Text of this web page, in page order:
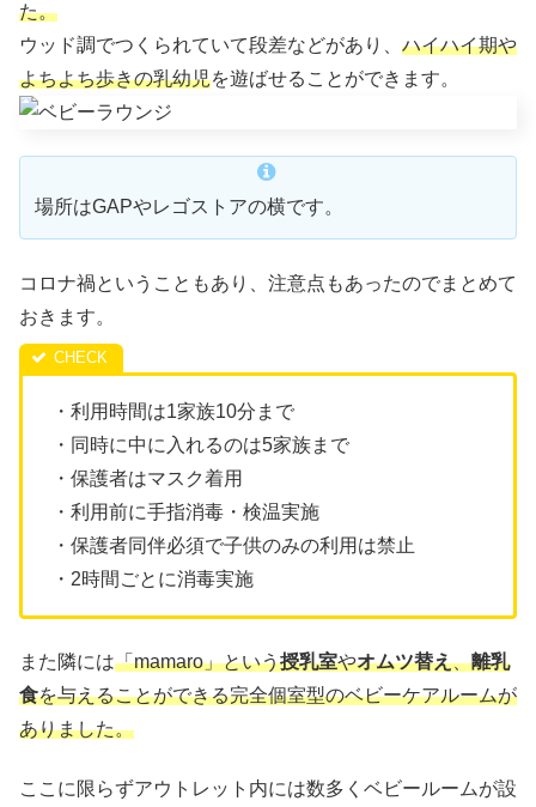
た。
ウッド調でつくられていて段差などがあり、 ハイハイ期や
よちよち歩きの乳幼児を遊ばせることができます。
場所はGAPやレゴストアの横です。
コロナ禍ということもあり、注意点もあったのでまとめて
おきます。
・利用時間は1家族10分まで
・同時に中に入れるのは5家族まで
・保護者はマスク着用
・利用前に手指消毒・検温実施
・保護者同伴必須で子供のみの利用は禁止
・2時間ごとに消毒実施
また隣には「mamaro」という授乳室やオムツ替え、離乳
食を与えることができる完全個室型のベビーケアルームが
ありました。
ここに限らずアウトレット内には数多くベビールームが設